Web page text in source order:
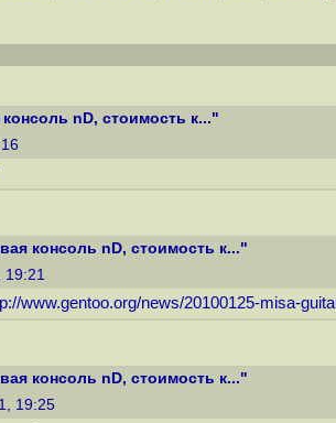
nD, стоимость к..."
консоль nD, стоимость к..."
19:21
www.gentoo.org/news/20100125-misa-
консоль nD, стоимость к..."
19:25